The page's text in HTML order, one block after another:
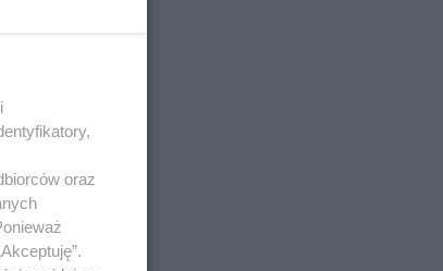
oraz